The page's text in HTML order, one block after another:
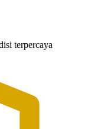
terpercaya